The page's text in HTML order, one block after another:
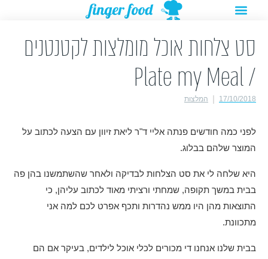
תפריט
סט צלחות אוכל מומלצות לקטנטנים
/ Plate my Meal
17/10/2018 המלצות
לפני כמה חודשים פנתה אליי ד"ר ליאת זיוון עם הצעה לכתוב על
המוצר שלהם בבלוג.
היא שלחה לי את סט הצלחות לבדיקה ולאחר שהשתמשנו בהן פה
בבית במשך תקופה, שמחתי ורציתי מאוד לכתוב עליהן, כי
התוצאות מהן היו ממש נהדרות ותכף אפרט לכם למה אני
מתכוונת.
בבית שלנו אנחנו די מכורים לכלי אוכל לילדים, בעיקר אם הם